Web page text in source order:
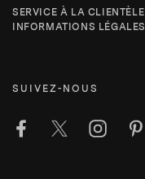
SERVICE À LA CLIENTÈLE
INFORMATIONS LÉGALES
SUIVEZ-NOUS